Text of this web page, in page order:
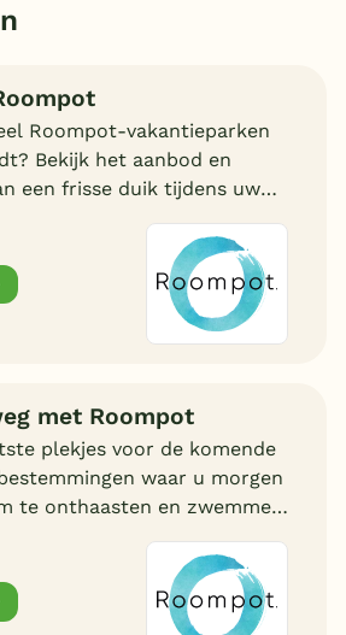
Roompot-vakantieparken
Bekijk het aanbod en
een frisse duik tijdens uw
met Roompot
plekjes voor de komende
waar u morgen
te onthaasten en zwemmen.